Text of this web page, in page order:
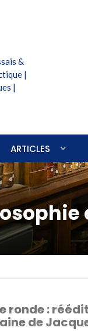
&
|
|
ARTICLES
ronde :
de